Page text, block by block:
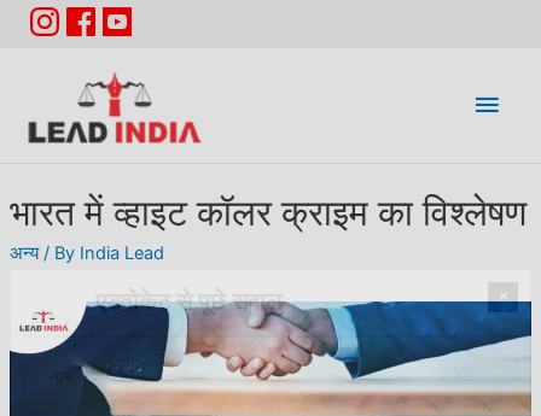
Main
भारत में व्हाइट कॉलर क्राइम का विश्लेषण
अन्य/ By India Lead
×
एडवोकेट से पूछे सवाल